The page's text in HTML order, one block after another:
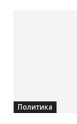
Политика